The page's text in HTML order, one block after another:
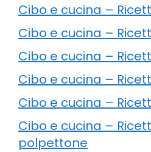
Cibo e cucina –
Cibo e cucina –
Cibo e cucina –
Cibo e cucina –
Cibo e cucina –
Cibo e cucina –
polpettone